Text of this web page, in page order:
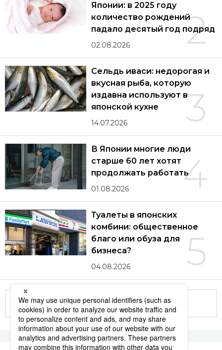
2
Японии: в 2025 году
количество рождений
падало десятый год подряд
02.08.2026
3
Сельдь иваси: недорогая и
вкусная рыба, которую
издавна используют в
японской кухне
14.07.2026
4
В Японии многие люди
старше 60 лет хотят
продолжать работать
01.08.2026
5
Туалеты в японских
комбини: общественное
благо или обуза для
бизнеса?
04.08.2026
Другие статьи по теме